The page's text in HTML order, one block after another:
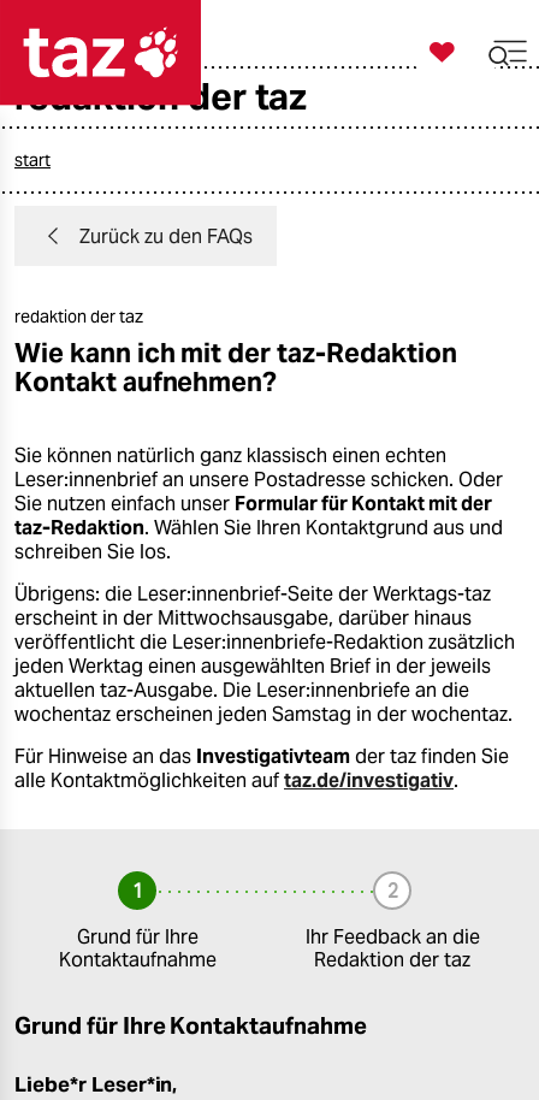
öko
gesellschaft
sport
berlin
nord
wahrheit
verlag
verlag
veranstaltungen
fragen & hilfe
unterstützen
genossenschaft
epaper login

taz zahl ich
redaktion der taz
start
Zurück zu den FAQs
redaktion der taz
Wie kann ich mit der taz-Redaktion
Kontakt aufnehmen?
Sie können natürlich ganz klassisch einen echten
Leser:innenbrief an unsere Postadresse schicken. Oder
Sie nutzen einfach unser Formular für Kontakt mit der
taz-Redaktion. Wählen Sie Ihren Kontaktgrund aus und
schreiben Sie los.
Übrigens: die Leser:innenbrief-Seite der Werktags-taz
erscheint in der Mittwochsausgabe, darüber hinaus
veröffentlicht die Leser:innenbriefe-Redaktion zusätzlich
jeden Werktag einen ausgewählten Brief in der jeweils
aktuellen taz-Ausgabe. Die Leser:innenbriefe an die
wochentaz erscheinen jeden Samstag in der wochentaz.
Für Hinweise an das Investigativteam der taz finden Sie
alle Kontaktmöglichkeiten auf taz.de/investigativ.
1
Grund für Ihre
Kontaktaufnahme✓ erledigt
2
Ihr Feedback an die
Redaktion der taz✓
Grund für Ihre Kontaktaufnahme
Liebe*r Leser*in,